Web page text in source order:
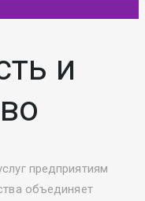
и
предприятиям
объединяет